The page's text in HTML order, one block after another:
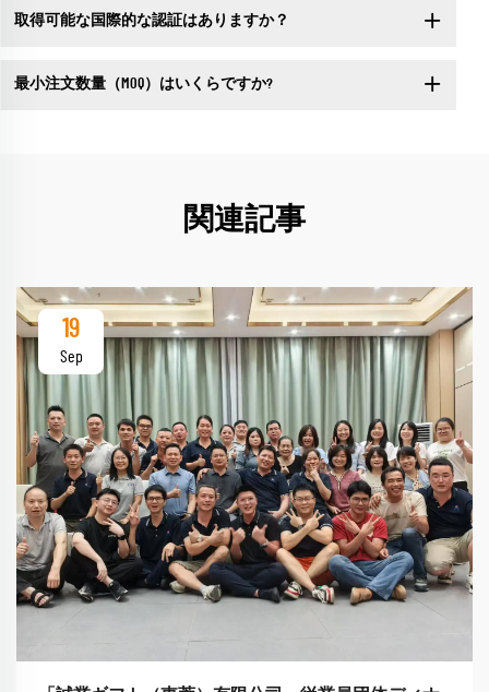
取得可能な国際的な認証はありますか？
最小注文数量（MOQ）はいくらですか?
関連記事
19
Sep